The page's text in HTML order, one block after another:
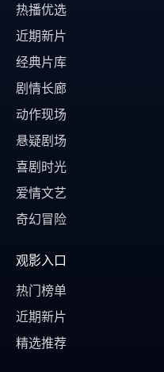
热播优选
近期新片
经典片库
剧情长廊
动作现场
悬疑剧场
喜剧时光
爱情文艺
奇幻冒险
观影入口
热门榜单
近期新片
精选推荐